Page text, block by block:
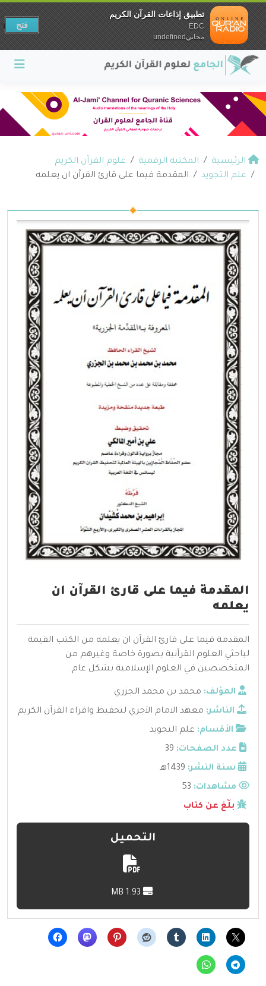
الرئيسية المكتبة الرقمية
علوم القرآن الكريم
علم التجويد
المقدمة فيما على قارئ القرآن ان يعلمه
المقدمة فيما على قارئ القرآن ان
يعلمه
المقدمة فيما على قارئ القرآن ان يعلمه من الكتب القيمة
لباحثي العلوم القرآنية بصورة خاصة وغيرهم من
المتخصصين في العلوم الإسلامية بشكل عام.
المؤلف: محمد بن محمد الجزري
الناشر: معهد الامام الآجري لتحفيظ واقراء القرآن الكريم
الأقسام: علم التجويد
عدد الصفحات: 39
سنة النشر: 1439هـ
مشاهدات:
بلّغ عن كتاب
التحميل
تطبيق إذاعات القرآن الكريم
EDC
مجانيundefined
فتح